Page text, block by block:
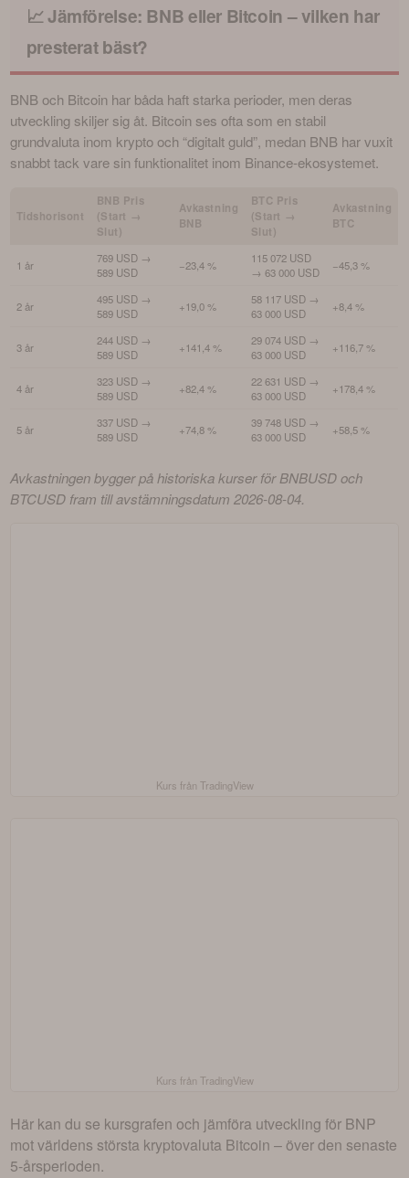
📈 Jämförelse: BNB eller Bitcoin – vilken har
presterat bäst?
BNB och Bitcoin har båda haft starka perioder, men deras
utveckling skiljer sig åt. Bitcoin ses ofta som en stabil
grundvaluta inom krypto och “digitalt guld”, medan BNB har vuxit
snabbt tack vare sin funktionalitet inom Binance-ekosystemet.
Tidshorisont
BNB Pris
(Start →
Slut)
Avkastning
BNB
BTC Pris
(Start →
Slut)
Avkastning
BTC
1 år
769 USD →
589 USD
−23,4 %
115 072 USD
→ 63 000 USD
−45,3 %
2 år
495 USD →
589 USD
+19,0 %
58 117 USD →
63 000 USD
+8,4 %
3 år
244 USD →
589 USD
+141,4 %
29 074 USD →
63 000 USD
+116,7 %
4 år
323 USD →
589 USD
+82,4 %
22 631 USD →
63 000 USD
+178,4 %
5 år
337 USD →
589 USD
+74,8 %
39 748 USD →
63 000 USD
+58,5 %
Avkastningen bygger på historiska kurser för BNBUSD och
BTCUSD fram till avstämningsdatum 2026-08-04.
Kurs från TradingView
Kurs från TradingView
Här kan du se kursgrafen och jämföra utveckling för BNP
mot världens största kryptovaluta Bitcoin – över den senaste
5-årsperioden.